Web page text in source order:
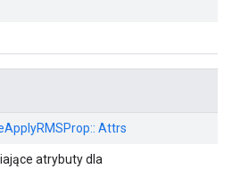
Attrs
atrybuty dla